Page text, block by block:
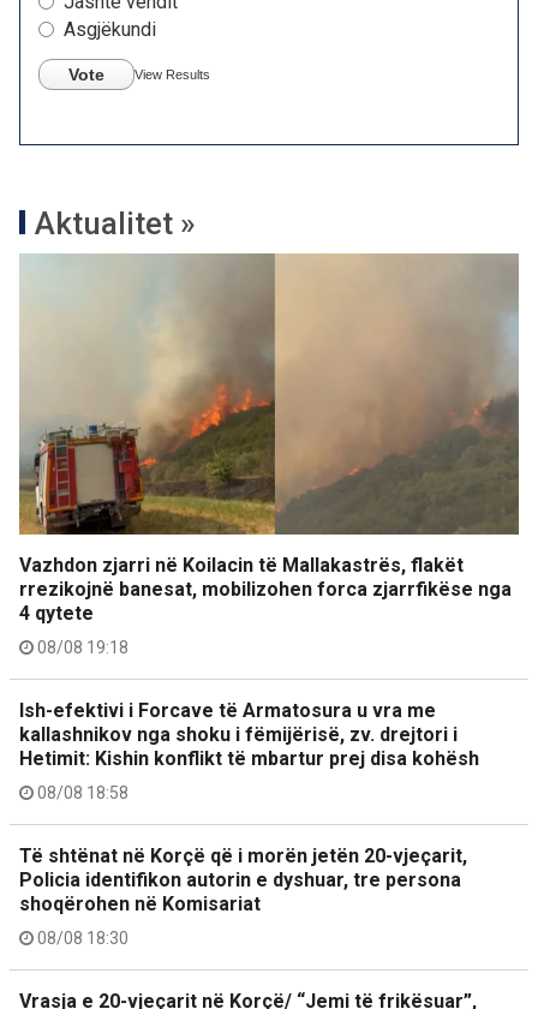
Asgjëkundi
Vote View Results
Aktualitet »
Vazhdon zjarri në Koilacin të Mallakastrës, flakët
rrezikojnë banesat, mobilizohen forca zjarrfikëse nga
4 qytete
08/08 19:18
Ish-efektivi i Forcave të Armatosura u vra me
kallashnikov nga shoku i fëmijërisë, zv. drejtori i
Hetimit: Kishin konflikt të mbartur prej disa kohësh
08/08 18:58
Të shtënat në Korçë që i morën jetën 20-vjeçarit,
Policia identifikon autorin e dyshuar, tre persona
shoqërohen në Komisariat
08/08 18:30
Vrasja e 20-vjeçarit në Korçë/ “Jemi të frikësuar”,